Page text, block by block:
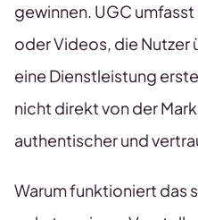
gewinnen. UGC
oder Videos, die Nutzer
eine Dienstleistung
nicht direkt von der
authentischer und
Warum funktioniert das